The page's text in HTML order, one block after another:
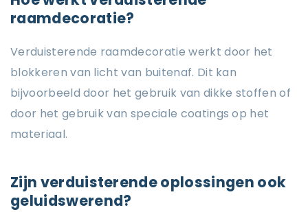
raamdecoratie?
Verduisterende raamdecoratie werkt door het
blokkeren van licht van buitenaf. Dit kan
bijvoorbeeld door het gebruik van dikke stoffen of
door het gebruik van speciale coatings op het
materiaal.
Zijn verduisterende oplossingen ook
geluidswerend?